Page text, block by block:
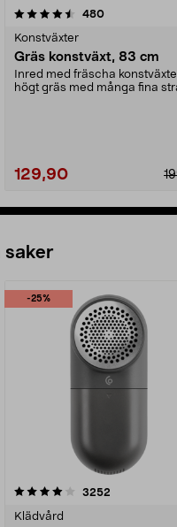
480recensioner
Konstväxter
Gräs konstväxt, 83 cm
Inred med fräscha
högt gräs med många fina
129,90
4.5 av 5 stjärnor
saker
-25%
3252
Klädvård
4.5av 5 stjärnor